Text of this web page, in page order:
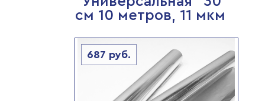
см 10 метров, 11 мкм
687 руб.